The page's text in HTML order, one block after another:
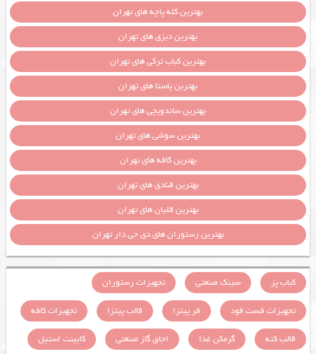
بهترین کله پاچه های تهران
بهترین دیزی های تهران
بهترین کباب ترکی های تهران
بهترین پاستا های تهران
بهترین ساندویچی های تهران
بهترین سوشی های تهران
بهترین کافه های تهران
بهترین قنادی های تهران
بهترین قلیان های تهران
بهترین رستوران های دی جی دار تهران
کباب پز سینک صنعتی
تجهیزات رستوران
تجهیزات فست فود
فر پیتزا قالب پیتزا
تجهیزات کافه
قالب کته
گرمکن غذا اجاق گاز صنعتی
کابینت استیل